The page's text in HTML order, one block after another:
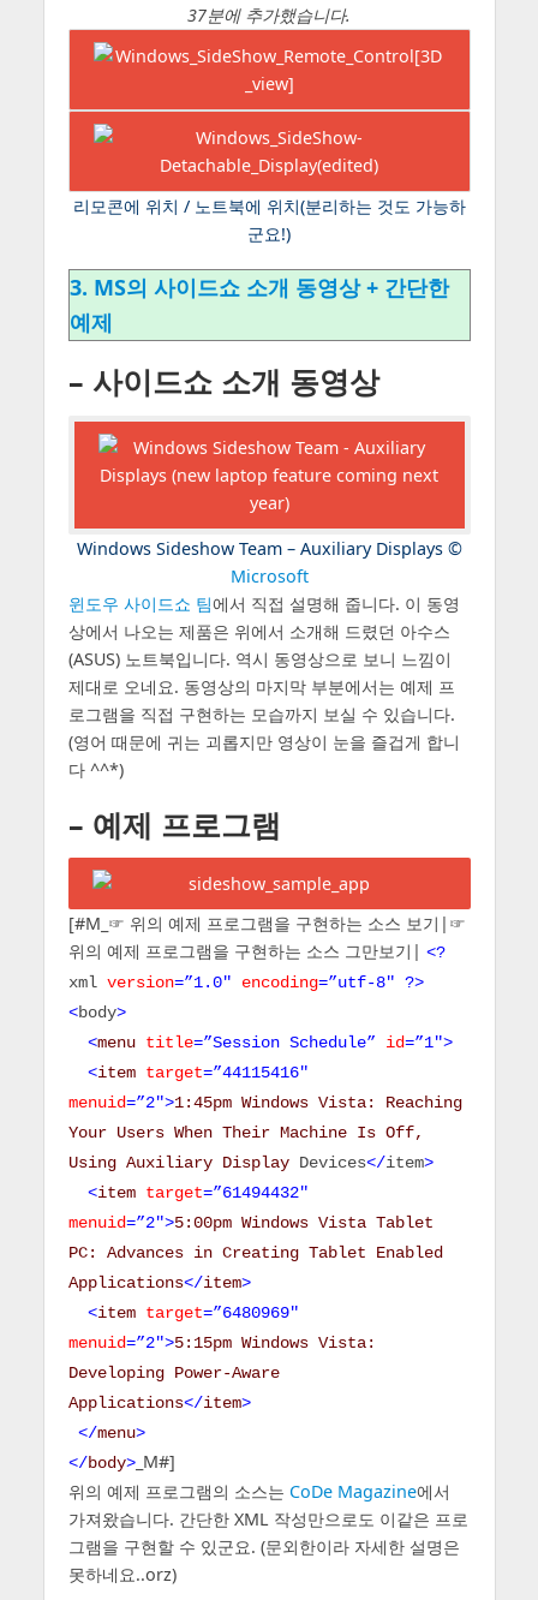
37분에 추가했습니다.
리모콘에 위치 / 노트북에 위치(분리하는 것도 가능하
군요!)
3. MS의 사이드쇼 소개 동영상 + 간단한
예제
– 사이드쇼 소개 동영상
Windows Sideshow Team – Auxiliary Displays©
Microsoft
윈도우 사이드쇼 팀에서 직접 설명해 줍니다. 이 동영
상에서 나오는 제품은 위에서 소개해 드렸던 아수스
(ASUS) 노트북입니다. 역시 동영상으로 보니 느낌이
제대로 오네요. 동영상의 마지막 부분에서는 예제 프
로그램을 직접 구현하는 모습까지 보실 수 있습니다.
(영어 때문에 귀는 괴롭지만 영상이 눈을 즐겁게 합니
다 ^^*)
– 예제 프로그램
[#M_☞ 위의 예제 프로그램을 구현하는 소스 보기|☞
위의 예제 프로그램을 구현하는 소스 그만보기| <?
xml version=”1.0″ encoding=”utf-8″ ?>
<body>
<menu title=”Session Schedule” id=”1″>
<item target=”44115416″
menuid=”2″>1:45pm Windows Vista: Reaching
Your Users When Their Machine Is Off,
Using Auxiliary Display Devices</item>
<item target=”61494432″
menuid=”2″>5:00pm Windows Vista Tablet
PC: Advances in Creating Tablet Enabled
Applications</item>
<item target=”6480969″
menuid=”2″>5:15pm Windows Vista:
Developing Power-Aware
Applications</item>
</menu>
</body>_M#]
위의 예제 프로그램의 소스는 CoDe Magazine에서
가져왔습니다. 간단한 XML 작성만으로도 이같은 프로
그램을 구현할 수 있군요. (문외한이라 자세한 설명은
못하네요..orz)